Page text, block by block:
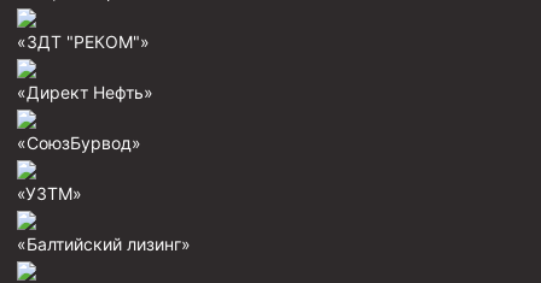
Технологическая оснастка обсадных колонн
Краны шаровые КШЗ
Головки цементировочные универсальные
Устройство экранирующее для цементирования
«ЗДТ "РЕКОМ"»
«Директ Нефть»
«СоюзБурвод»
«УЗТМ»
«Балтийский лизинг»